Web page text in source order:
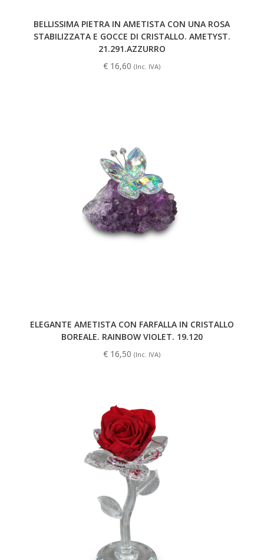
BELLISSIMA PIETRA IN AMETISTA CON UNA ROSA
STABILIZZATA E GOCCE DI CRISTALLO. AMETYST.
21.291.AZZURRO
€ 16,60 (Inc. IVA)
ELEGANTE AMETISTA CON FARFALLA IN CRISTALLO
BOREALE. RAINBOW VIOLET. 19.120
€ 16,50 (Inc. IVA)